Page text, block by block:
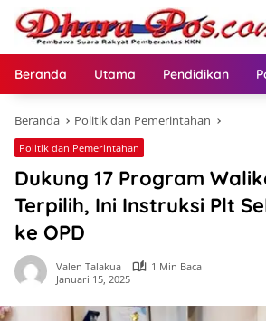
Langsung
konten
Beranda Utama Pendidikan
Beranda Politik dan Pemerintahan
Politik dan Pemerintahan
Dukung 17 Program
Terpilih, Ini Instruksi Plt
ke OPD
Valen Talakua
1 Min Baca
Januari 15, 2025